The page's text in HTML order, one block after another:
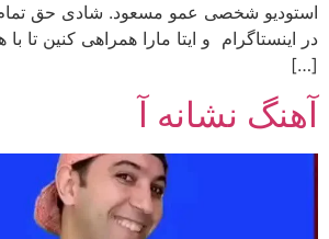
استودیو شخصی عمو مسعود. شادی حق
در اینستاگرام و ایتا مارا همراهی کنین تا
[…]
آهنگ نشانه آ